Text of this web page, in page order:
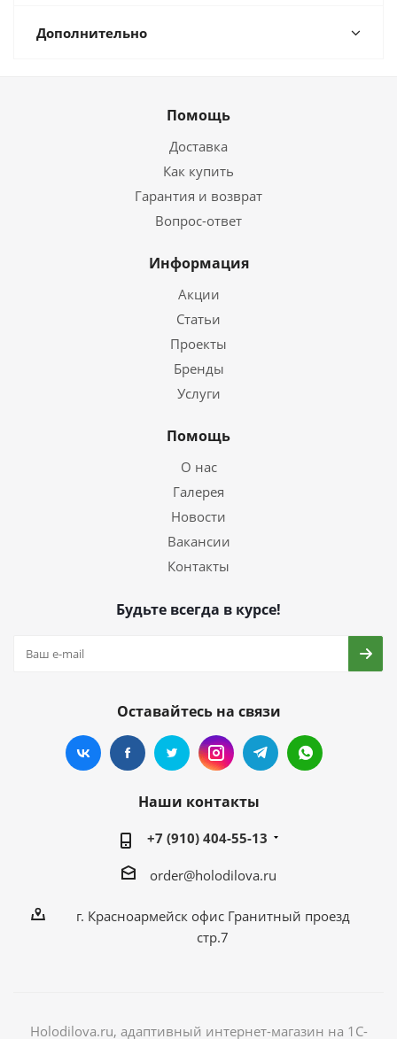
Дополнительно
Помощь
Доставка
Как купить
Гарантия и возврат
Вопрос-ответ
Информация
Акции
Статьи
Проекты
Бренды
Услуги
Помощь
О нас
Галерея
Новости
Вакансии
Контакты
Будьте всегда в курсе!
Оставайтесь на связи
Наши контакты
+7 (910) 404-55-13
order@holodilova.ru
г. Красноармейск офис Гранитный проезд
стр.7
Holodilova.ru, адаптивный интернет-магазин на 1С-